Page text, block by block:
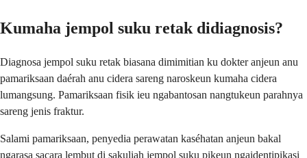
Kumaha jempol suku retak didiagnosis?
Diagnosa jempol suku retak biasana dimimitian ku dokter anjeun anu
pamariksaan daérah anu cidera sareng naroskeun kumaha cidera
lumangsung. Pamariksaan fisik ieu ngabantosan nangtukeun parahnya
sareng jenis fraktur.
Salami pamariksaan, penyedia perawatan kaséhatan anjeun bakal
ngarasa sacara lembut di sakuliah jempol suku pikeun ngaidentipikasi